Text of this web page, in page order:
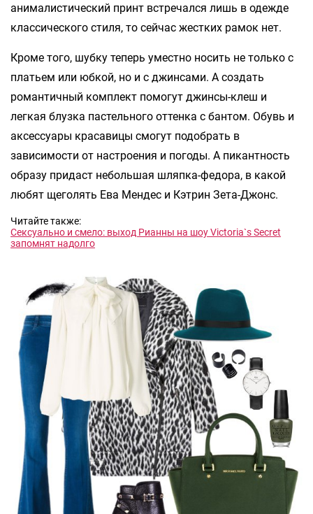
анималистический принт встречался лишь в одежде
классического стиля, то сейчас жестких рамок нет.
Кроме того, шубку теперь уместно носить не только с
платьем или юбкой, но и с джинсами. А создать
романтичный комплект помогут джинсы-клеш и
легкая блузка пастельного оттенка с бантом. Обувь и
аксессуары красавицы смогут подобрать в
зависимости от настроения и погоды. А пикантность
образу придаст небольшая шляпка-федора, в какой
любят щеголять Ева Мендес и Кэтрин Зета-Джонс.
Читайте также:
Сексуально и смело: выход Рианны на шоу Victoria`s Secret
запомнят надолго